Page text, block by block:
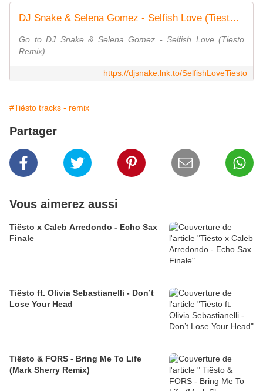
DJ Snake & Selena Gomez - Selfish Love (Tiesto Remix)
Go to DJ Snake & Selena Gomez - Selfish Love (Tiesto
Remix).
https://djsnake.lnk.to/SelfishLoveTiesto
#Tiësto tracks - remix
Partager
Vous aimerez aussi
Tiësto x Caleb Arredondo - Echo Sax
Finale
Tiësto ft. Olivia Sebastianelli - Don’t
Lose Your Head
Tiësto & FORS - Bring Me To Life
(Mark Sherry Remix)